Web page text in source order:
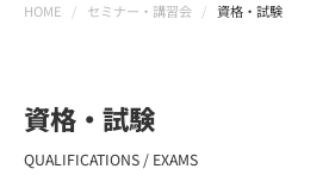
HOME セミナー・講習会 資格・試験
資格・試験
QUALIFICATIONS / EXAMS